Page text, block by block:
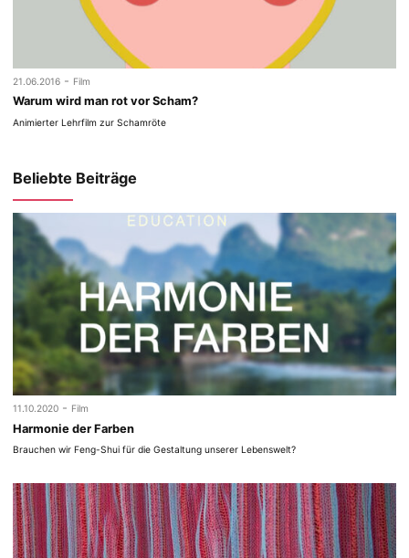
21.06.2016 - Film
Warum wird man rot vor Scham?
Animierter Lehrfilm zur Schamröte
Beliebte Beiträge
11.10.2020 - Film
Harmonie der Farben
Brauchen wir Feng-Shui für die Gestaltung unserer Lebenswelt?